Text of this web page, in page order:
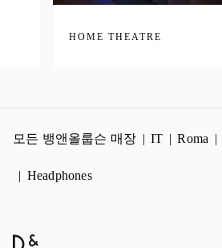
HOME THEATRE
모든 뱅앤올룹슨 매장 IT Roma
Headphones